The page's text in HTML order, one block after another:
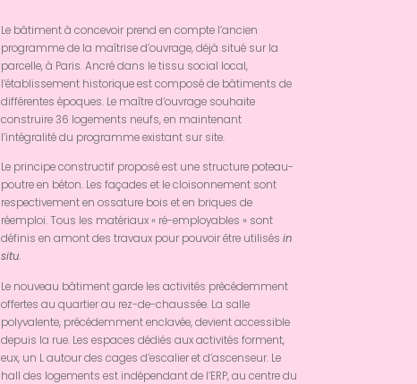
Le bâtiment à concevoir prend en compte l’ancien
programme de la maîtrise d’ouvrage, déjà situé sur la
parcelle, à Paris. Ancré dans le tissu social local,
l’établissement historique est composé de bâtiments de
différentes époques. Le maître d’ouvrage souhaite
construire 36 logements neufs, en maintenant
l’intégralité du programme existant sur site.
Le principe constructif proposé est une structure poteau-
poutre en béton. Les façades et le cloisonnement sont
respectivement en ossature bois et en briques de
réemploi. Tous les matériaux « ré-employables » sont
définis en amont des travaux pour pouvoir être utilisés in
situ.
Le nouveau bâtiment garde les activités précédemment
offertes au quartier au rez-de-chaussée. La salle
polyvalente, précédemment enclavée, devient accessible
depuis la rue. Les espaces dédiés aux activités forment,
eux, un L autour des cages d’escalier et d’ascenseur. Le
hall des logements est indépendant de l’ERP, au centre du